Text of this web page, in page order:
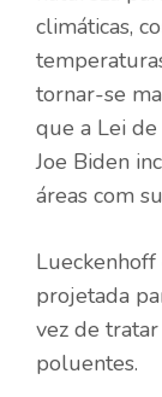
climáticas,
tornar-se
que a Lei
Joe Biden
áreas com
projetada
vez de
poluentes.